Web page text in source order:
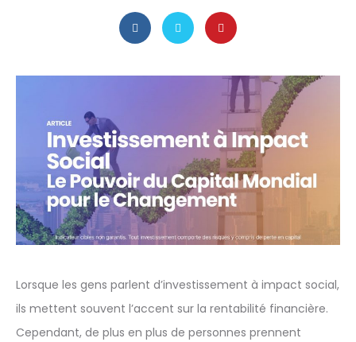
Lorsque les gens parlent d’investissement à impact social,
ils mettent souvent l’accent sur la rentabilité financière.
Cependant, de plus en plus de personnes prennent